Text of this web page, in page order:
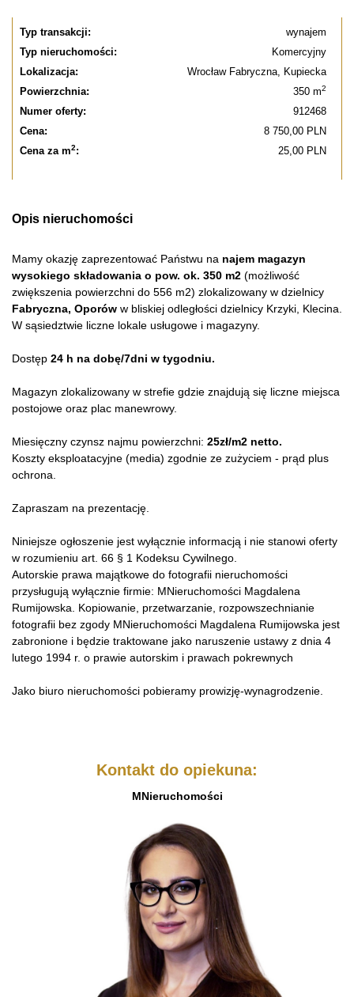
Typ transakcji:
wynajem
Typ nieruchomości:
Komercyjny
Lokalizacja:
Wrocław Fabryczna, Kupiecka
Powierzchnia:
350 m2
Numer oferty:
912468
Cena:
8 750,00 PLN
Cena za m2: 25,00 PLN
Opis nieruchomości
Mamy okazję zaprezentować Państwu na najem magazyn
wysokiego składowania o pow. ok. 350 m2 (możliwość
zwiększenia powierzchni do 556 m2) zlokalizowany w dzielnicy
Fabryczna, Oporów w bliskiej odległości dzielnicy Krzyki, Klecina.
W sąsiedztwie liczne lokale usługowe i magazyny.
Dostęp 24 h na dobę/7dni w tygodniu.
Magazyn zlokalizowany w strefie gdzie znajdują się liczne miejsca
postojowe oraz plac manewrowy.
Miesięczny czynsz najmu powierzchni: 25zł/m2 netto.
Koszty eksploatacyjne (media) zgodnie ze zużyciem - prąd plus
ochrona.
Zapraszam na prezentację.
Niniejsze ogłoszenie jest wyłącznie informacją i nie stanowi oferty
w rozumieniu art. 66 § 1 Kodeksu Cywilnego.
Autorskie prawa majątkowe do fotografii nieruchomości
przysługują wyłącznie firmie: MNieruchomości Magdalena
Rumijowska. Kopiowanie, przetwarzanie, rozpowszechnianie
fotografii bez zgody MNieruchomości Magdalena Rumijowska jest
zabronione i będzie traktowane jako naruszenie ustawy z dnia 4
lutego 1994 r. o prawie autorskim i prawach pokrewnych
Jako biuro nieruchomości pobieramy prowizję-wynagrodzenie.
Kontakt do opiekuna:
MNieruchomości